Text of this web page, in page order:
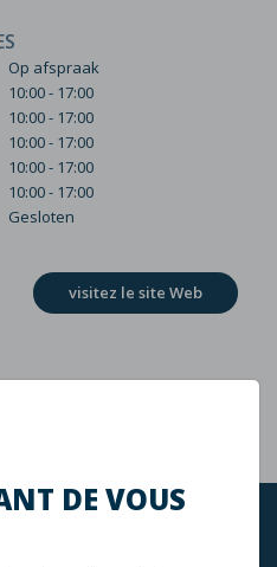
DE VOUS
Op afspraak
10:00 - 17:00
10:00 - 17:00
10:00 - 17:00
10:00 - 17:00
10:00 - 17:00
Gesloten
visitez le site Web